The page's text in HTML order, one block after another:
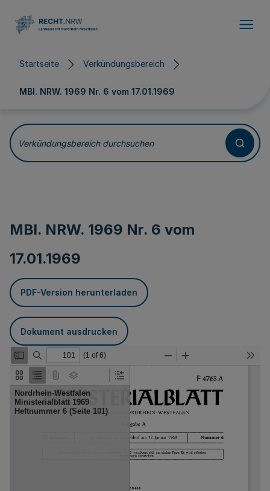
Startseite Verkündungsbereich
MBl. NRW. 1969 Nr. 6 vom 17.01.1969
Verkündungsbereich durchsuchen
MBl. NRW. 1969 Nr. 6 vom
17.01.1969
PDF-Version herunterladen
Dokument ausdrucken